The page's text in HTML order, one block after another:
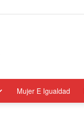
Mujer E Igualdad